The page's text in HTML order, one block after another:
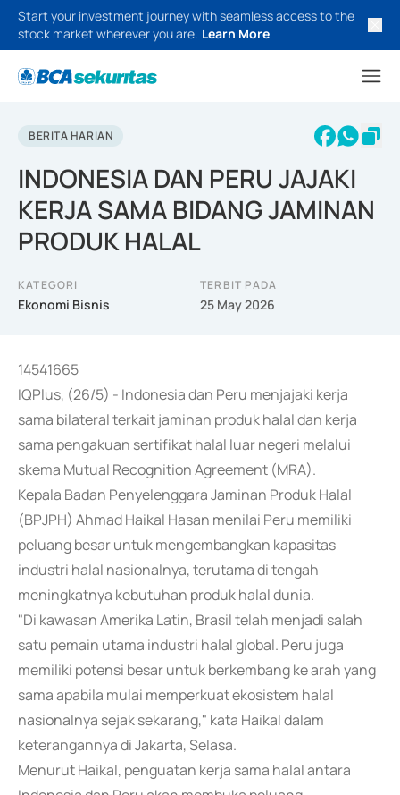
Start your investment journey with seamless access to the
stock market wherever you are. Learn More
BERITA HARIAN
INDONESIA DAN PERU JAJAKI
KERJA SAMA BIDANG JAMINAN
PRODUK HALAL
KATEGORI
Ekonomi Bisnis
TERBIT PADA
25 May 2026
14541665
IQPlus, (26/5) - Indonesia dan Peru menjajaki kerja
sama bilateral terkait jaminan produk halal dan kerja
sama pengakuan sertifikat halal luar negeri melalui
skema Mutual Recognition Agreement (MRA).
Kepala Badan Penyelenggara Jaminan Produk Halal
(BPJPH) Ahmad Haikal Hasan menilai Peru memiliki
peluang besar untuk mengembangkan kapasitas
industri halal nasionalnya, terutama di tengah
meningkatnya kebutuhan produk halal dunia.
"Di kawasan Amerika Latin, Brasil telah menjadi salah
satu pemain utama industri halal global. Peru juga
memiliki potensi besar untuk berkembang ke arah yang
sama apabila mulai memperkuat ekosistem halal
nasionalnya sejak sekarang," kata Haikal dalam
keterangannya di Jakarta, Selasa.
Menurut Haikal, penguatan kerja sama halal antara